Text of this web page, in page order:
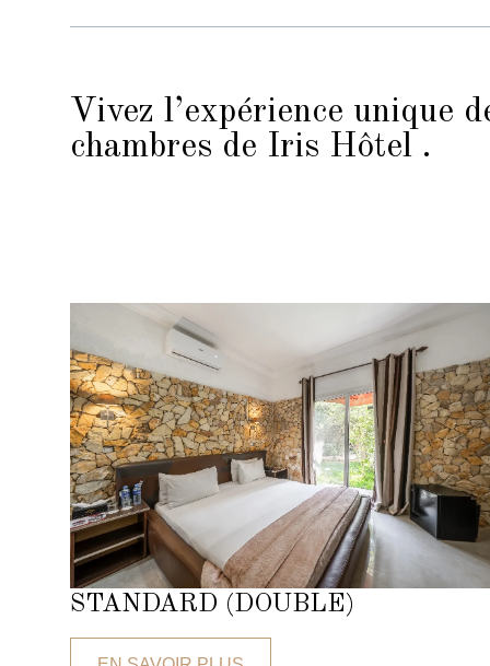
Vivez l’expérience unique
chambres de Iris Hôtel .
STANDARD (DOUBLE)